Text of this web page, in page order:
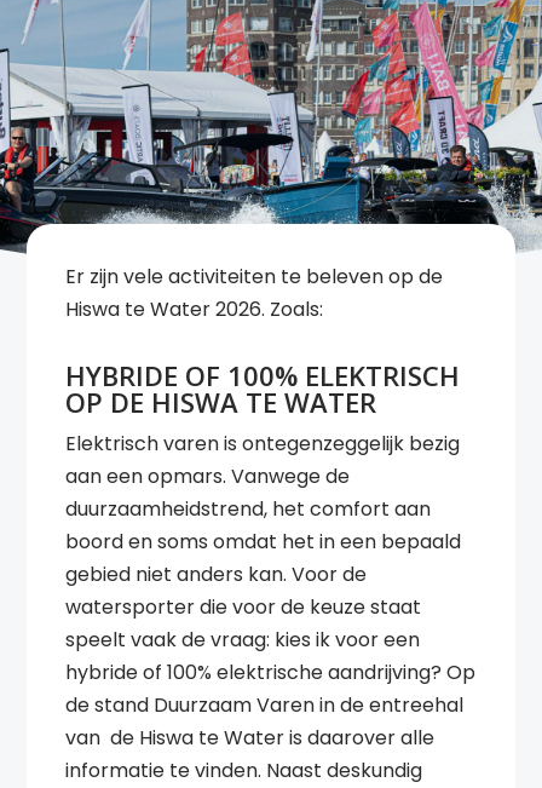
Er zijn vele activiteiten te beleven op de
Hiswa te Water 2026. Zoals:
HYBRIDE OF 100% ELEKTRISCH
OP DE HISWA TE WATER
Elektrisch varen is ontegenzeggelijk bezig
aan een opmars. Vanwege de
duurzaamheidstrend, het comfort aan
boord en soms omdat het in een bepaald
gebied niet anders kan. Voor de
watersporter die voor de keuze staat
speelt vaak de vraag: kies ik voor een
hybride of 100% elektrische aandrijving? Op
de stand Duurzaam Varen in de entreehal
van de Hiswa te Water is daarover alle
informatie te vinden. Naast deskundig